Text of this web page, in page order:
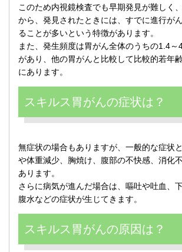
このため内視鏡検査でも早期発見が難しく
から、発見されたときには、すでに進行が
ることが多いという特徴があります。
また、発生頻度は胃がん全体のうちの1.4～
があり、他の胃がんと比較して比較的若年
にあります。
スキルス胃がんの症状は？
無症状の場合もありますが、一般的な症状
や体重減少、胸焼け、腹部の不快感、消化
あります。
さらに病気が進んだ場合は、嘔吐や吐血、
腹水などの症状が生じてきます。
スキルス胃がんの原因は？